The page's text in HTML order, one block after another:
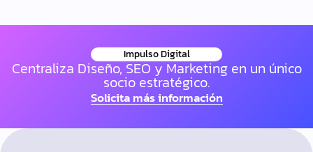
Impulso Digital
Centraliza Diseño, SEO y Marketing en un único
socio estratégico.
Solicita más información